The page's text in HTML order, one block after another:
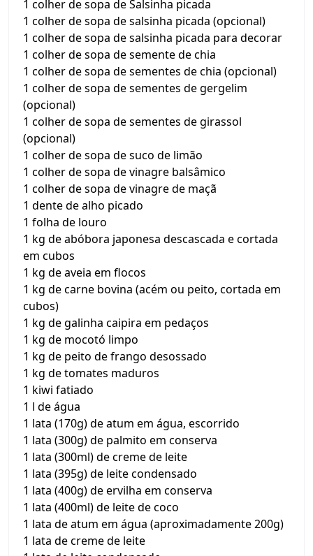
1 colher de sopa de Salsinha picada
1 colher de sopa de salsinha picada (opcional)
1 colher de sopa de salsinha picada para decorar
1 colher de sopa de semente de chia
1 colher de sopa de sementes de chia (opcional)
1 colher de sopa de sementes de gergelim
(opcional)
1 colher de sopa de sementes de girassol
(opcional)
1 colher de sopa de suco de limão
1 colher de sopa de vinagre balsâmico
1 colher de sopa de vinagre de maçã
1 dente de alho picado
1 folha de louro
1 kg de abóbora japonesa descascada e cortada
em cubos
1 kg de aveia em flocos
1 kg de carne bovina (acém ou peito, cortada em
cubos)
1 kg de galinha caipira em pedaços
1 kg de mocotó limpo
1 kg de peito de frango desossado
1 kg de tomates maduros
1 kiwi fatiado
1 l de água
1 lata (170g) de atum em água, escorrido
1 lata (300g) de palmito em conserva
1 lata (300ml) de creme de leite
1 lata (395g) de leite condensado
1 lata (400g) de ervilha em conserva
1 lata (400ml) de leite de coco
1 lata de atum em água (aproximadamente 200g)
1 lata de creme de leite